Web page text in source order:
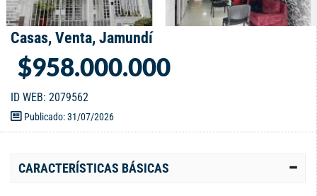
Casas, Venta, Jamundí
$958.000.000
ID WEB: 2079562
Publicado: 31/07/2026
CARACTERÍSTICAS BÁSICAS